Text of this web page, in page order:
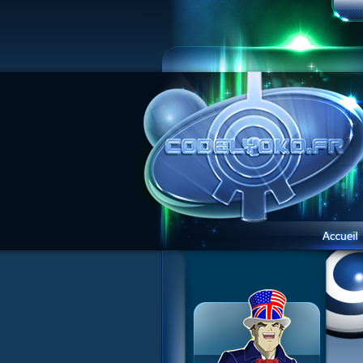
6 Cruel dilemme
7 Problème d'image
10 Créature de rêve
11 Enragés